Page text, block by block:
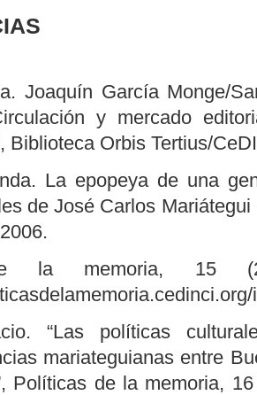
Joaquín García Monge/
y mercado
Biblioteca Orbis Tertius/
La epopeya de una
de José Carlos
la memoria, 15
“Las políticas
mariateguianas entre
Políticas de la memoria,